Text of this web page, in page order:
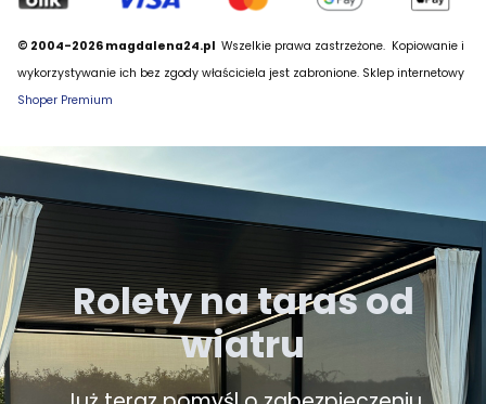
© 2004-2026 magdalena24.pl Wszelkie prawa zastrzeżone. Kopiowanie i
wykorzystywanie ich bez zgody właściciela jest zabronione. Sklep internetowy
Shoper Premium
Rolety na taras od
wiatru